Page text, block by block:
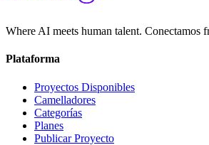
Where AI meets human talent. Conectamos
Plataforma
Proyectos Disponibles
Camelladores
Categorías
Planes
Publicar Proyecto